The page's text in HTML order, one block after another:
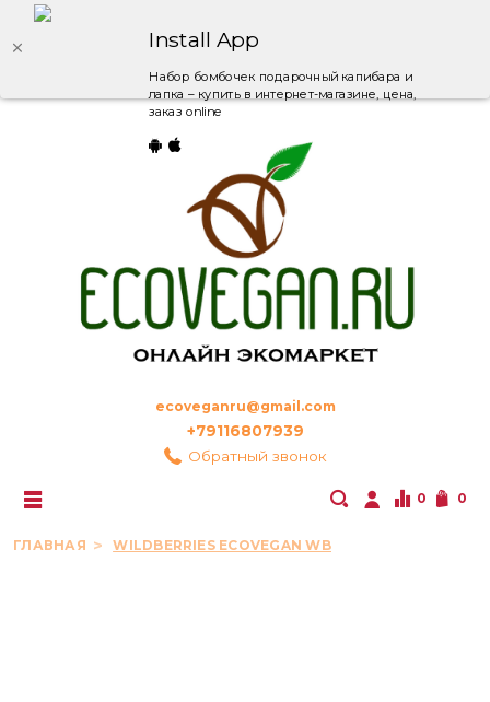
Install App
Набор бомбочек подарочный капибара и
лапка – купить в интернет-магазине, цена,
заказ online
ecoveganru@gmail.com
+79116807939
Обратный звонок
0 0
ГЛАВНАЯ WILDBERRIES ECOVEGAN WB